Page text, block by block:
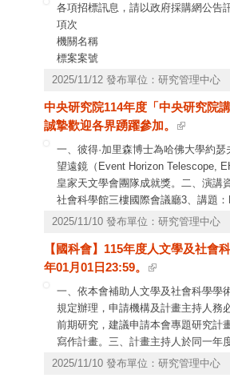
各項招標訊息，請以政府採購網公告
項次
機關名稱
標案案號
公告
預算
2025/11/12 發布單位：研究管理中心
中央研究院114年度「中央研究院
誠摯歡迎各界踴躍參加。
一、彼得·加里森博士為哈佛大學約
望遠鏡（Event Horizon Telescope,
皇家天文學會團隊成就獎。二、演講
社會科學館三樓國際會議廳3、講題
子檔1份，洽詢專線：（02）
2025/11/10 發布單位：研究管理中心
【國科會】115年度人文學及社
年01月01日23:59。
一、依本會補助人文學及社會科學學
規定辦理，申請機構及計畫主持人務
前期研究，建議申請本會專題研究計
寫作計畫。三、計畫主持人於同一年
優先於新申請案，本會依件數逐級從
2025/11/10 發布單位：研究管理中心